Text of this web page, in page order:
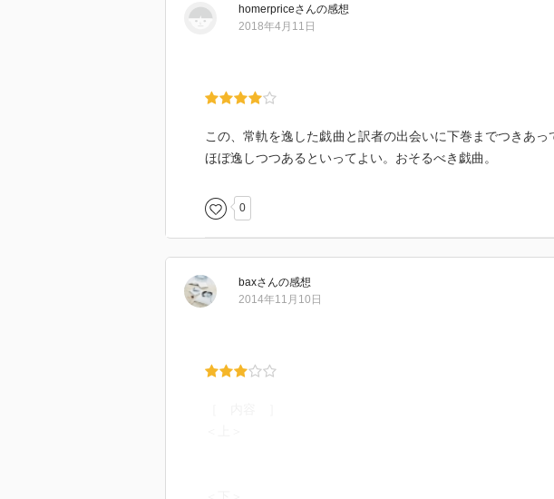
homerpriceさんの感想
2018年4月11日
この、常軌を逸した戯曲と訳者の出会いに下巻までつきあ
ほぼ逸しつつあるといってよい。おそるべき戯曲。
0
baxさんの感想
2014年11月10日